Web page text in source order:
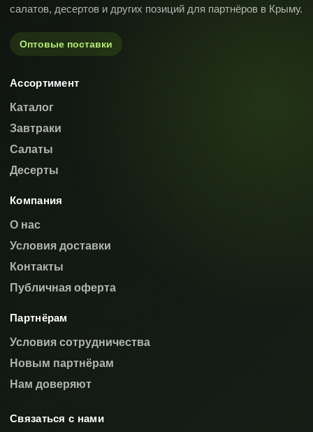
салатов, десертов и других позиций для партнёров в Крыму.
Оптовые поставки
Ассортимент
Каталог
Завтраки
Салаты
Десерты
Компания
О нас
Условия доставки
Контакты
Публичная оферта
Партнёрам
Условия сотрудничества
Новым партнёрам
Нам доверяют
Связаться с нами